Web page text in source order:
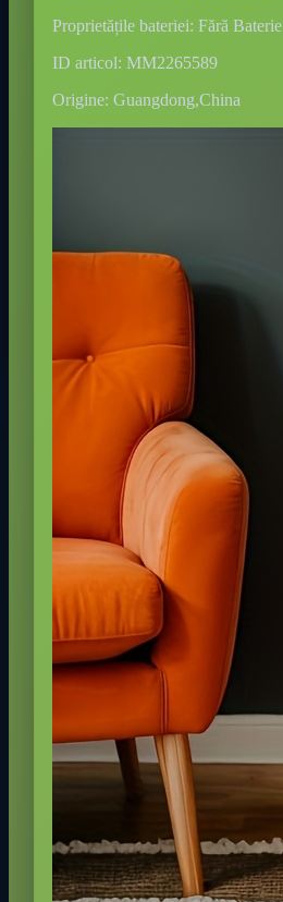
Proprietățile bateriei: Fără Baterie
ID articol: MM2265589
Origine: Guangdong,China